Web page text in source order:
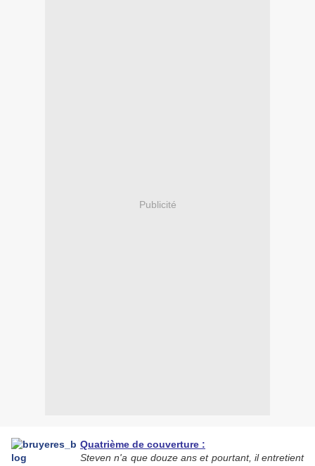
Publicité
Quatrième de couverture :
Steven n'a que douze ans et pourtant, il entretient